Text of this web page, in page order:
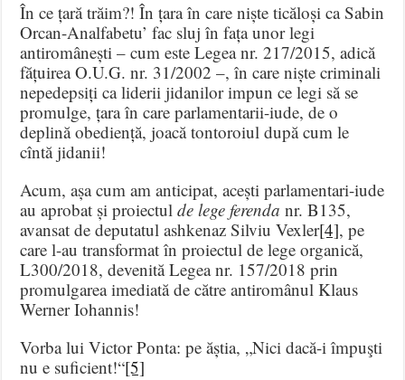
În ce țară trăim?! În țara în care niște ticăloși ca Sabin
Orcan-Analfabetu’ fac sluj în fața unor legi
antiromânești – cum este Legea nr. 217/2015, adică
fățuirea O.U.G. nr. 31/2002 –, în care niște criminali
nepedepsiți ca liderii jidanilor impun ce legi să se
promulge, țara în care parlamentarii-iude, de o
deplină obediență, joacă tontoroiul după cum le
cîntă jidanii!
Acum, așa cum am anticipat, acești parlamentari-iude
au aprobat și proiectulde lege ferenda nr. B135,
avansat de deputatul ashkenaz Silviu Vexler[4], pe
care l-au transformat în proiectul de lege organică,
L300/2018, devenită Legea nr. 157/2018 prin
promulgarea imediată de către antiromânul Klaus
Werner Iohannis!
Vorba lui Victor Ponta: pe ăștia, „Nici dacă-i împuşti
nu e suficient!“[5]